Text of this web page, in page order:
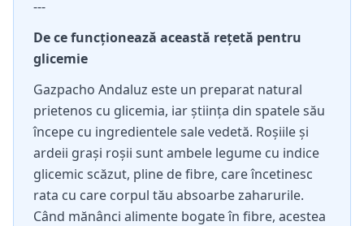
---
De ce funcționează această rețetă pentru
glicemie
Gazpacho Andaluz este un preparat natural
prietenos cu glicemia, iar știința din spatele său
începe cu ingredientele sale vedetă. Roșiile și
ardeii grași roșii sunt ambele legume cu indice
glicemic scăzut, pline de fibre, care încetinesc
rata cu care corpul tău absoarbe zaharurile.
Când mănânci alimente bogate în fibre, acestea